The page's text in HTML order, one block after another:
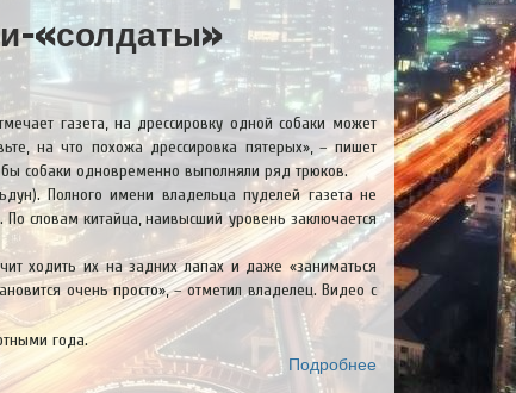
«солдаты»
газета, на дрессировку одной собаки может
на что похожа дрессировка пятерых», – пишет
собаки одновременно выполняли ряд трюков.
Полного имени владельца пуделей газета не
словам китайца, наивысший уровень заключается
ходить их на задних лапах и даже «заниматься
очень просто», – отметил владелец. Видео с
года.
Подробнее